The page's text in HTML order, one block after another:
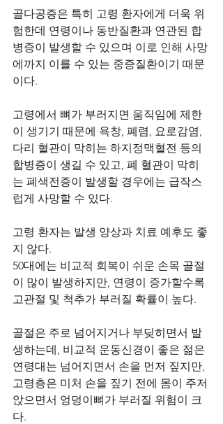
골다공증은 특히 고령 환자에게 더욱 위
험한데 연령이나 동반질환과 연관된 합
병증이 발생할 수 있으며 이로 인해 사망
에까지 이를 수 있는 중증질환이기 때문
이다.
고령에서 뼈가 부러지면 움직임에 제한
이 생기기 때문에 욕창, 폐렴, 요로감염,
다리 혈관이 막히는 하지정맥혈전 등의
합병증이 생길 수 있고, 폐 혈관이 막히
는 폐색전증이 발생할 경우에는 급작스
럽게 사망할 수 있다.
고령 환자는 발생 양상과 치료 예후도 좋
지 않다.
50대에는 비교적 회복이 쉬운 손목 골절
이 많이 발생하지만, 연령이 증가할수록
고관절 및 척추가 부러질 확률이 높다.
골절은 주로 넘어지거나 부딪히면서 발
생하는데, 비교적 운동신경이 좋은 젊은
연령대는 넘어지면서 손을 먼저 짚지만,
고령층은 미처 손을 짚기 전에 몸이 주저
앉으면서 엉덩이뼈가 부러질 위험이 크
다.